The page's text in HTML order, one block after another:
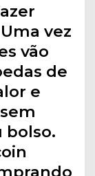
vez
vão
de
e
bolso.